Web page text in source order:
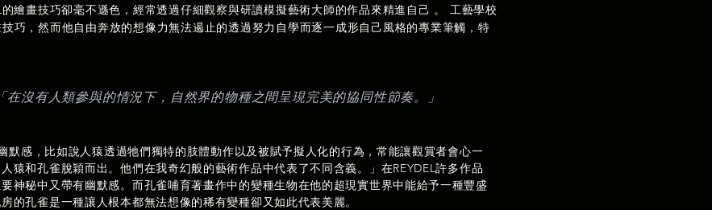
繪畫技巧卻毫不遜色，經常透過仔細觀察與研讀模擬藝術大師的作品來精進自己 。 工藝學校
巧，然而他自由奔放的想像力無法遏止的透過努力自學而逐一成形自己風格的專業筆觸，特
在沒有人類參與的情況下，自然界的物種之間呈現完美的協同性節奏。」
默感，比如說人猿透過牠們獨特的肢體動作以及被賦予擬人化的行為，常能讓觀賞者會心一
猿和孔雀脫穎而出。他們在我奇幻般的藝術作品中代表了不同含義。」在REYDEL許多作品
神秘中又帶有幽默感。而孔雀哺育著畫作中的變種生物在他的超現實世界中能給予一種豐盛
的孔雀是一種讓人根本都無法想像的稀有變種卻又如此代表美麗。